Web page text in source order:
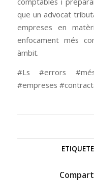
que un advocat
empreses en
enfocament més
àmbit.
#Ls #errors
#empreses